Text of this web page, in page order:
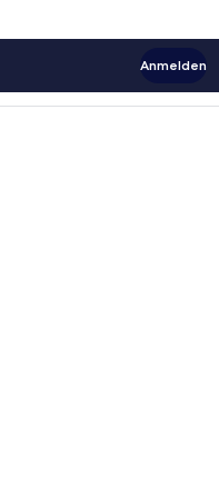
Anmelden